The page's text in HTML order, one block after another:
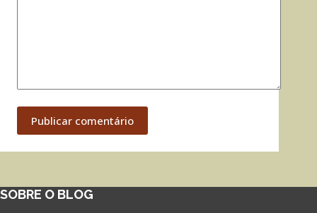
Publicar comentário
SOBRE O BLOG